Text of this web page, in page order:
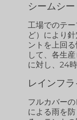
シームシ
工場でのテ
ど）により
ントを上回
して、各生
に対し、24
レインフ
フルカバー
による雨を